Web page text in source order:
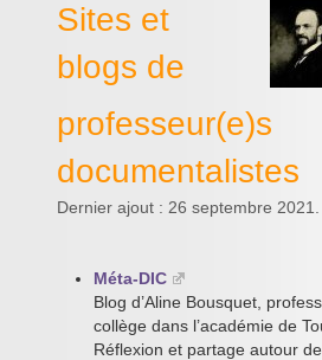
Qui sommes-nous ?
Sites et
blogs de
professeur(e)s
documentalistes
Dernier ajout : 26 septembre 2021.
Méta-DIC
Blog d’Aline Bousquet,
collège dans l’académie de
Réflexion et partage autour